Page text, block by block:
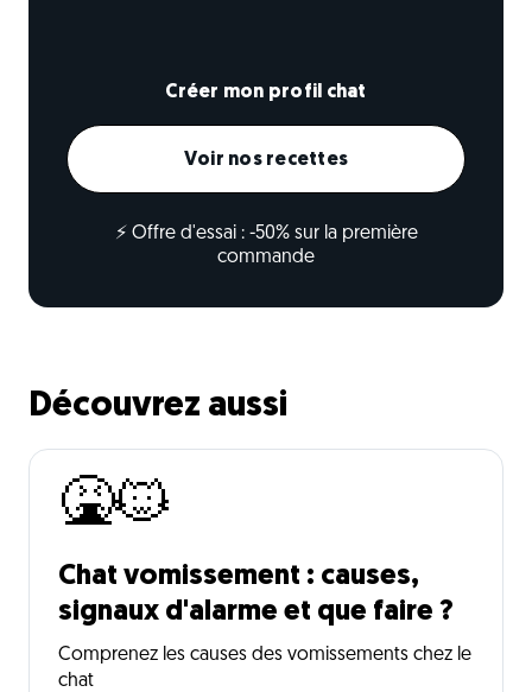
Créer mon profil chat
Voir nos recettes
⚡ Offre d'essai : -50% sur la première
commande
Découvrez aussi
🤮🐱
Chat vomissement : causes,
signaux d'alarme et que faire ?
Comprenez les causes des vomissements chez le
chat